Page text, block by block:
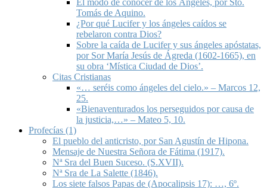
El modo de conocer de los Ángeles, por Sto.
Tomás de Aquino.
¿Por qué Lucifer y los ángeles caídos se
rebelaron contra Dios?
Sobre la caída de Lucifer y sus ángeles apóstatas,
por Sor María Jesús de Ágreda (1602-1665), en
su obra ‘Mística Ciudad de Dios’.
Citas Cristianas
«… seréis como ángeles del cielo.» – Marcos 12,
25.
«Bienaventurados los perseguidos por causa de
la justicia,…» – Mateo 5, 10.
Profecías (1)
El pueblo del anticristo, por San Agustín de Hipona.
Mensaje de Nuestra Señora de Fátima (1917).
Nª Sra del Buen Suceso. (S.XVII).
Nª Sra de La Salette (1846).
Los siete falsos Papas de (Apocalipsis 17): …, 6º.